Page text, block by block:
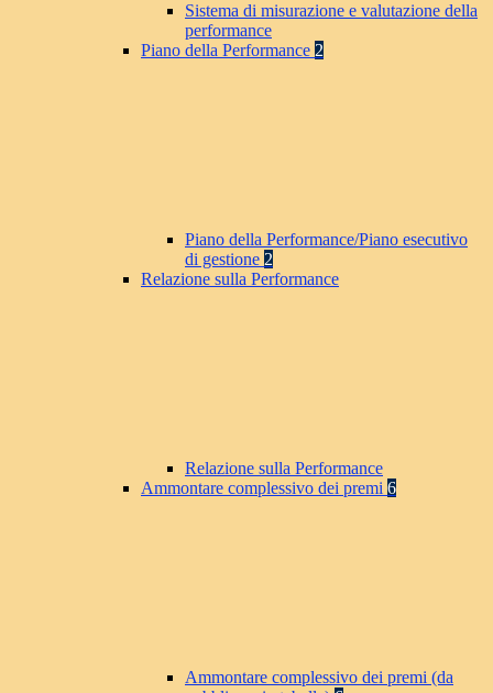
Sistema di misurazione e valutazione della
performance
Piano della Performance 2
Piano della Performance/Piano esecutivo
di gestione 2
Relazione sulla Performance
Relazione sulla Performance
Ammontare complessivo dei premi 6
Ammontare complessivo dei premi (da